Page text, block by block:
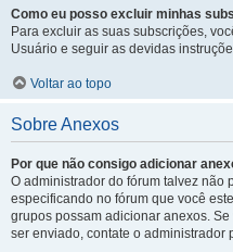
Como eu posso excluir minhas
Para excluir as suas subscrições,
Usuário e seguir as devidas
Voltar ao topo
Sobre Anexos
Por que não consigo adicionar
O administrador do fórum talvez não
especificando no fórum que você
grupos possam adicionar anexos.
ser enviado, contate o administrador